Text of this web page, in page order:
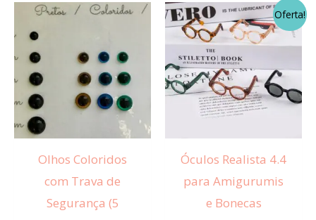
Olhos Coloridos
com Trava de
Segurança (5
Este
tem
várias
variantes.
As
opções
podem
Oferta!
Óculos Realista 4.4
para Amigurumis
e Bonecas
O
preço
original
era:
R$ 20,00.
O
preço
atual
é:
Este
várias
opções
podem
ser